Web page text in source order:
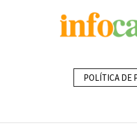
POLÍTICA DE